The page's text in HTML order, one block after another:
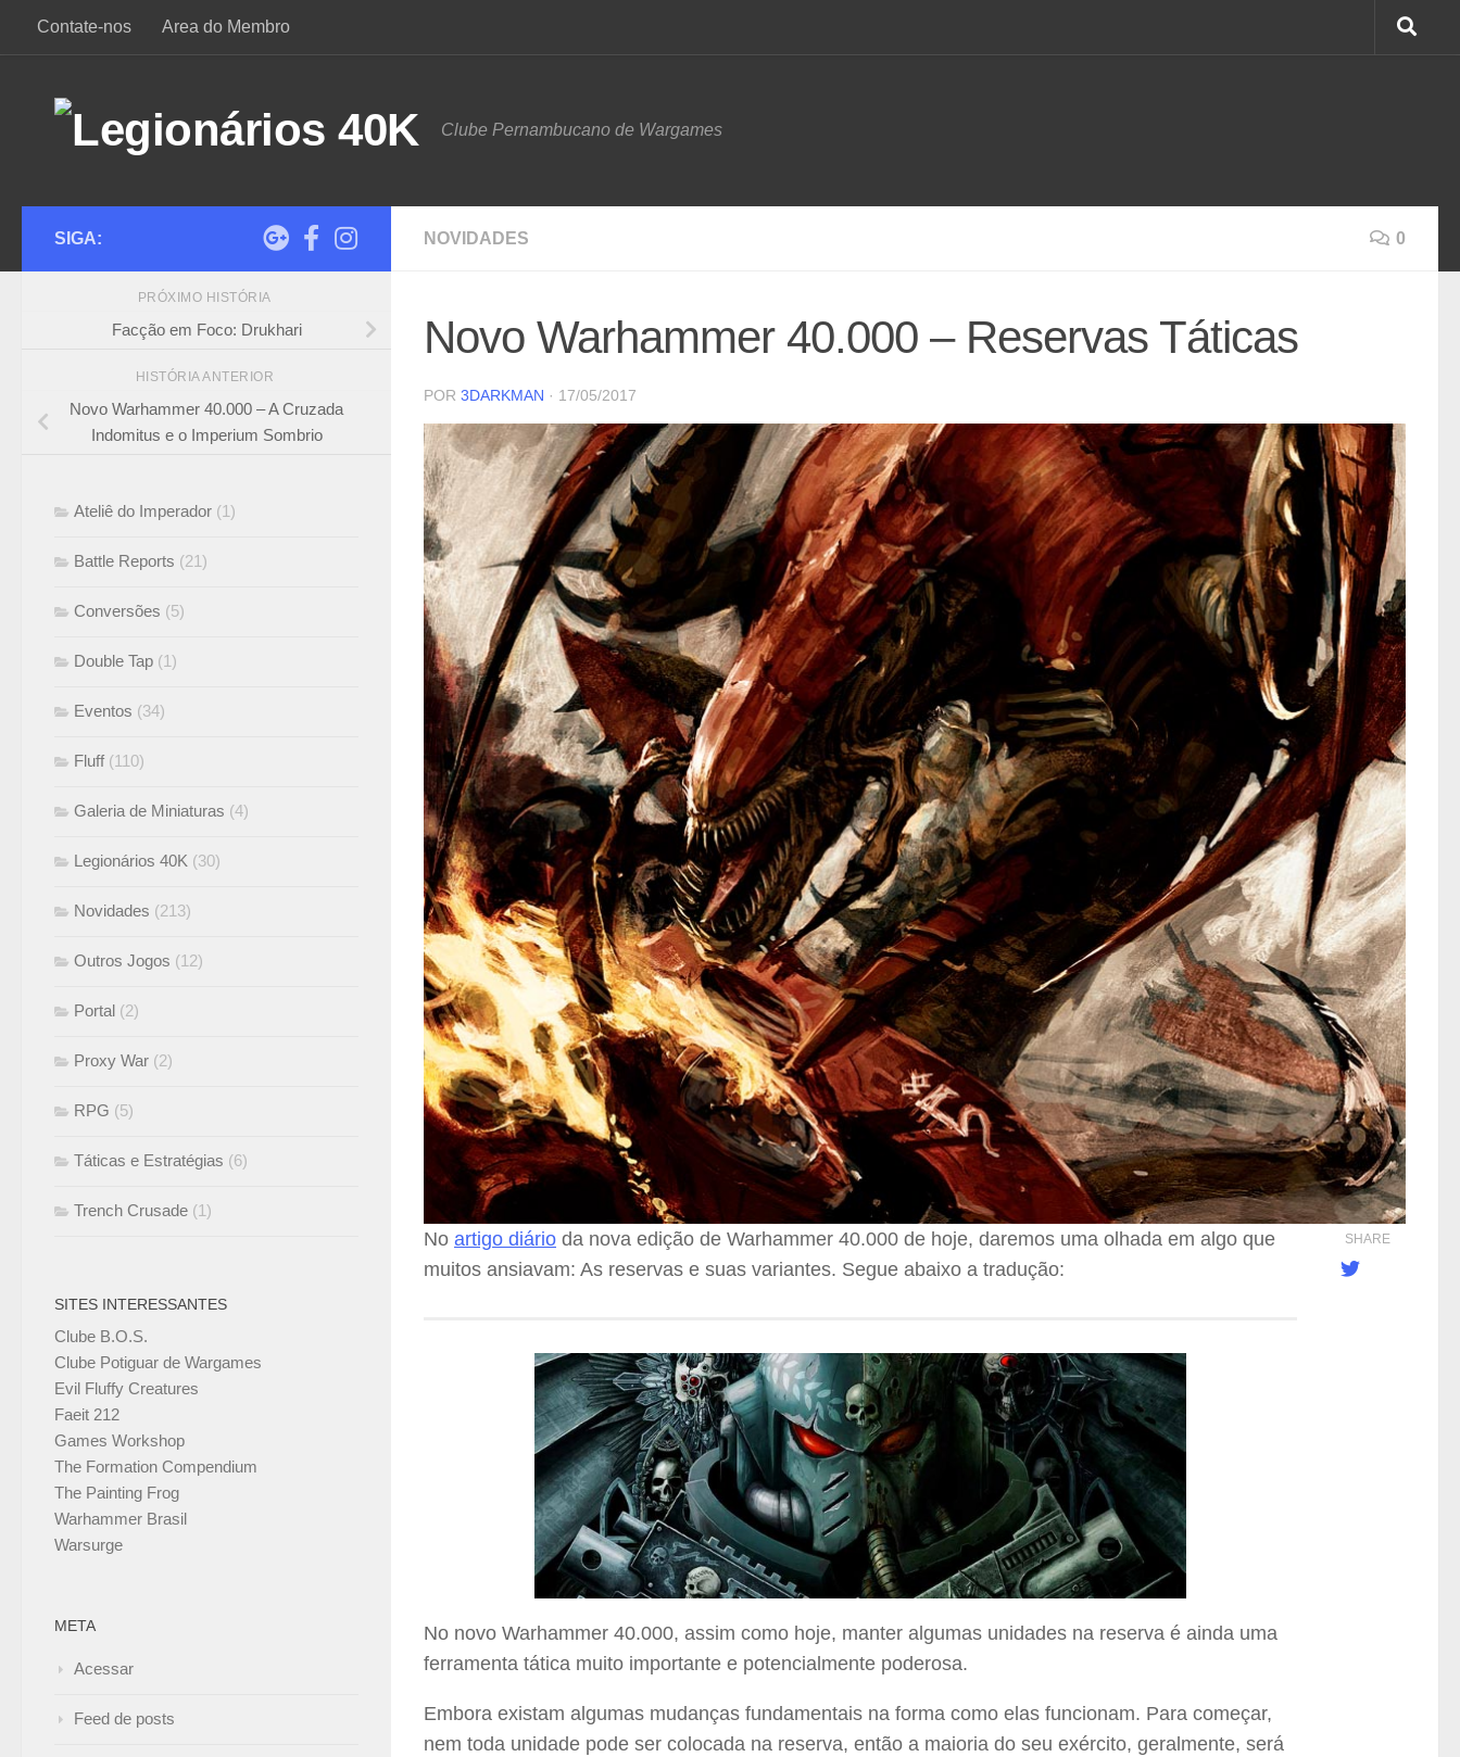
Skip to content
Contate-nos Area do Membro
Clube Pernambucano de Wargames
NOVIDADES 0
Novo Warhammer 40.000 – Reservas Táticas
POR 3DARKMAN · 17/05/2017
No artigo diário da nova edição de Warhammer 40.000 de hoje, daremos uma olhada em algo que
muitos ansiavam: As reservas e suas variantes. Segue abaixo a tradução:
No novo Warhammer 40.000, assim como hoje, manter algumas unidades na reserva é ainda uma
ferramenta tática muito importante e potencialmente poderosa.
Embora existam algumas mudanças fundamentais na forma como elas funcionam. Para começar,
nem toda unidade pode ser colocada na reserva, então a maioria do seu exército, geralmente, será
SHARE
SIGA:
PRÓXIMO HISTÓRIA
Facção em Foco: Drukhari
HISTÓRIA ANTERIOR
Novo Warhammer 40.000 – A Cruzada
Indomitus e o Imperium Sombrio
Ateliê do Imperador (1)
Battle Reports (21)
Conversões (5)
Double Tap (1)
Eventos (34)
Fluff (110)
Galeria de Miniaturas (4)
Legionários 40K (30)
Novidades (213)
Outros Jogos (12)
Portal (2)
Proxy War (2)
RPG (5)
Táticas e Estratégias (6)
Trench Crusade (1)
SITES INTERESSANTES
Clube B.O.S.
Clube Potiguar de Wargames
Evil Fluffy Creatures
Faeit 212
Games Workshop
The Formation Compendium
The Painting Frog
Warhammer Brasil
Warsurge
META
Acessar
Feed de posts